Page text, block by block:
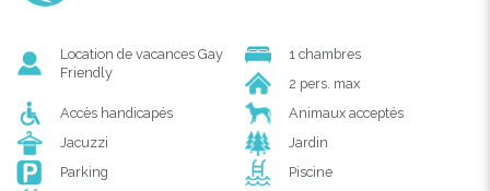
Location de vacances Gay
Friendly
1 chambres
2 pers. max
Accès handicapés
Animaux acceptés
Jacuzzi
Jardin
Parking
Piscine